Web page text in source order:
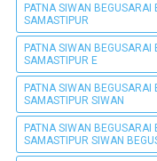
PATNA SIWAN
SAMASTIPUR
PATNA SIWAN
SAMASTIPUR E
PATNA SIWAN
SAMASTIPUR SIWAN
PATNA SIWAN
SAMASTIPUR SIWAN